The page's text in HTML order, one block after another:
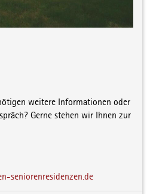
weitere Informationen oder
Gerne stehen wir Ihnen zur
seniorenresidenzen.de